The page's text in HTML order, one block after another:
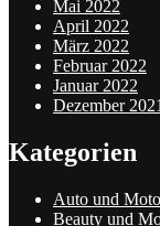
Mai 2022
April 2022
März 2022
Februar 2022
Januar 2022
Dezember 2021
Kategorien
Auto und
Beauty und